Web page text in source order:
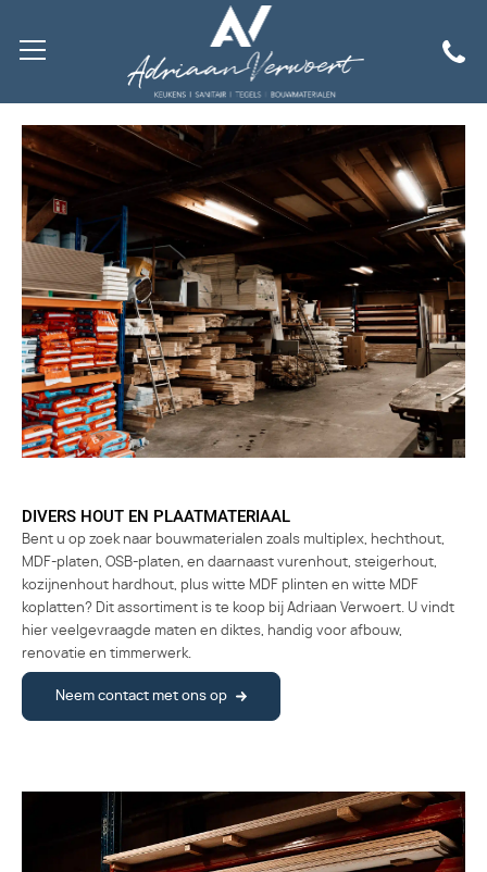
DIVERS HOUT EN PLAATMATERIAAL
Bent u op zoek naar bouwmaterialen zoals multiplex, hechthout,
MDF-platen, OSB-platen, en daarnaast vurenhout, steigerhout,
kozijnenhout hardhout, plus witte MDF plinten en witte MDF
koplatten? Dit assortiment is te koop bij Adriaan Verwoert. U vindt
hier veelgevraagde maten en diktes, handig voor afbouw,
renovatie en timmerwerk.
Neem contact met ons op